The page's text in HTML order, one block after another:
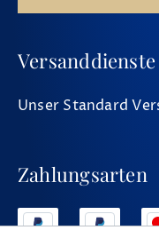
Versanddienste
Unser Standard
Zahlungsarten